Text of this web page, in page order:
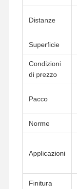
Casa
Distanze
Superficie
Condizioni
di prezzo
Pacco
Norme
Applicazioni
Finitura